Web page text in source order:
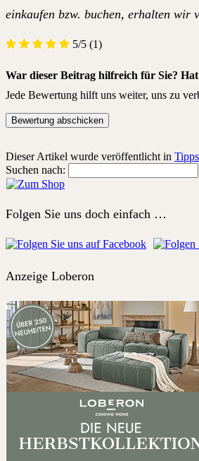
einkaufen bzw. buchen, erhalten wir
5/5 (1)
War dieser Beitrag hilfreich für Sie?
Jede Bewertung hilft uns weiter, uns zu
Dieser Artikel wurde veröffentlicht in
Suchen nach:
Folgen Sie uns doch einfach …
Anzeige Loberon